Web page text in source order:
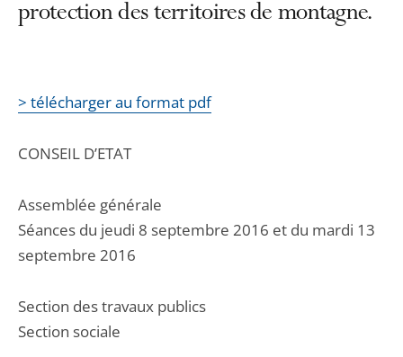
protection des territoires de montagne.
> télécharger au format pdf
CONSEIL D’ETAT
Assemblée générale
Séances du jeudi 8 septembre 2016 et du mardi 13
septembre 2016
Section des travaux publics
Section sociale